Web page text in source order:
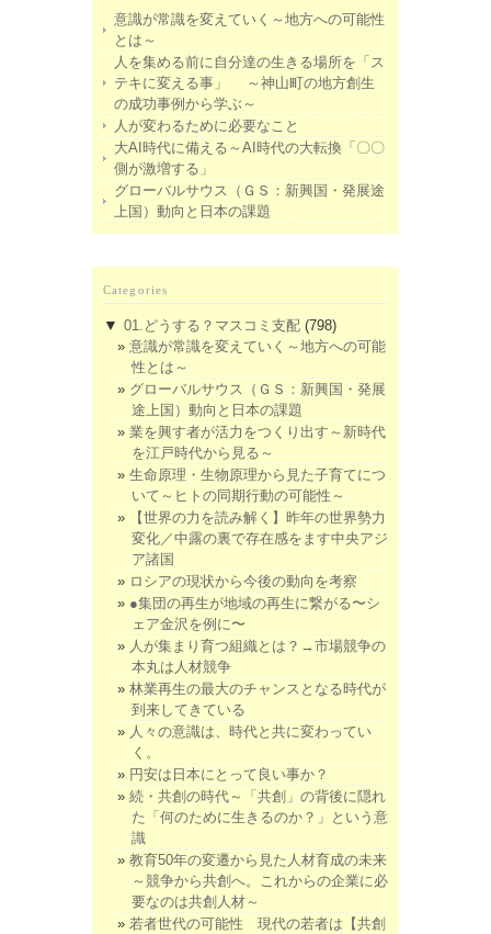
意識が常識を変えていく～地方への可能性
とは～
人を集める前に自分達の生きる場所を「ス
テキに変える事」 ～神山町の地方創生
の成功事例から学ぶ～
人が変わるために必要なこと
大AI時代に備える～AI時代の大転換「〇〇
側が激増する」
グローバルサウス（ＧＳ：新興国・発展途
上国）動向と日本の課題
Categories
▼ 01.どうする？マスコミ支配 (798)
意識が常識を変えていく～地方への可能
性とは～
グローバルサウス（ＧＳ：新興国・発展
途上国）動向と日本の課題
業を興す者が活力をつくり出す～新時代
を江戸時代から見る～
生命原理・生物原理から見た子育てにつ
いて～ヒトの同期行動の可能性～
【世界の力を読み解く】昨年の世界勢力
変化／中露の裏で存在感をます中央アジ
ア諸国
ロシアの現状から今後の動向を考察
●集団の再生が地域の再生に繋がる〜シ
ェア金沢を例に〜
人が集まり育つ組織とは？→市場競争の
本丸は人材競争
林業再生の最大のチャンスとなる時代が
到来してきている
人々の意識は、時代と共に変わってい
く。
円安は日本にとって良い事か？
続・共創の時代～「共創」の背後に隠れ
た「何のために生きるのか？」という意
識
教育50年の変遷から見た人材育成の未来
～競争から共創へ。これからの企業に必
要なのは共創人材～
若者世代の可能性 現代の若者は【共創